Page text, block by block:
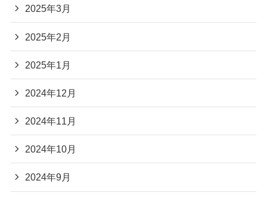
2025年3月
2025年2月
2025年1月
2024年12月
2024年11月
2024年10月
2024年9月